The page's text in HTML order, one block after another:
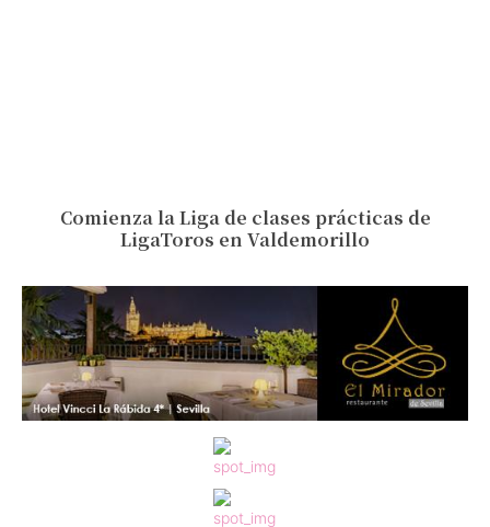
Comienza la Liga de clases prácticas de
LigaToros en Valdemorillo